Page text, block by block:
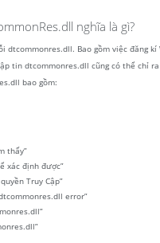
nghĩa là gì?
dtcommonres.dll. Bao gồm việc đăng
tin dtcommonres.dll cũng có thể chỉ
bao gồm:
thấy”
xác định được”
Truy Cập”
error”